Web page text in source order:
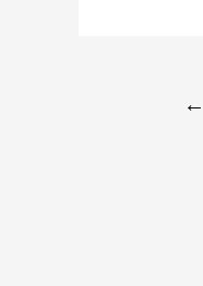
←